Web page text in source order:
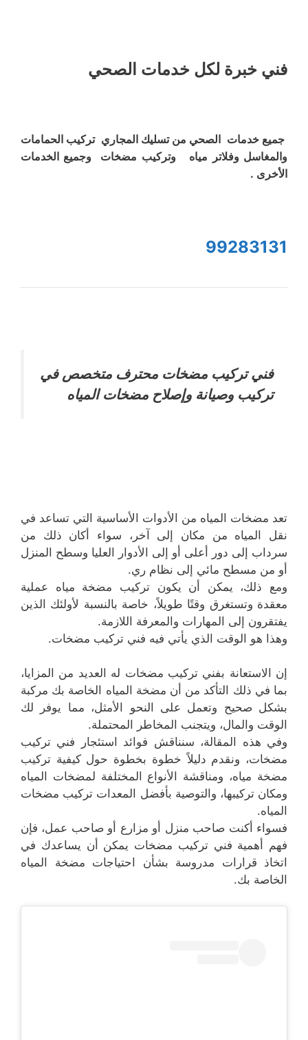
فني خبرة لكل خدمات الصحي
جميع خدمات الصحي من تسليك المجاري تركيب الحمامات
والمغاسل وفلاتر مياه وتركيب مضخات وجميع الخدمات
الأخرى .
99283131
فني تركيب مضخات محترف متخصص في
تركيب وصيانة وإصلاح مضخات المياه
تعد مضخات المياه من الأدوات الأساسية التي تساعد في
نقل المياه من مكان إلى آخر، سواء أكان ذلك من
سرداب إلى دور أعلى أو إلى الأدوار العليا وسطح المنزل
أو من مسطح مائي إلى نظام ري.
ومع ذلك، يمكن أن يكون تركيب مضخة مياه عملية
معقدة وتستغرق وقتًا طويلاً، خاصة بالنسبة لأولئك الذين
يفتقرون إلى المهارات والمعرفة اللازمة.
وهذا هو الوقت الذي يأتي فيه فني تركيب مضخات.
إن الاستعانة بفني تركيب مضخات له العديد من المزايا،
بما في ذلك التأكد من أن مضخة المياه الخاصة بك مركبة
بشكل صحيح وتعمل على النحو الأمثل، مما يوفر لك
الوقت والمال، ويتجنب المخاطر المحتملة.
وفي هذه المقالة، سنناقش فوائد استئجار فني تركيب
مضخات، ونقدم دليلاً خطوة بخطوة حول كيفية تركيب
مضخة مياه، ومناقشة الأنواع المختلفة لمضخات المياه
ومكان تركيبها، والتوصية بأفضل المعدات تركيب مضخات
المياه.
فسواء أكنت صاحب منزل أو مزارع أو صاحب عمل، فإن
فهم أهمية فني تركيب مضخات يمكن أن يساعدك في
اتخاذ قرارات مدروسة بشأن احتياجات مضخة المياه
الخاصة بك.